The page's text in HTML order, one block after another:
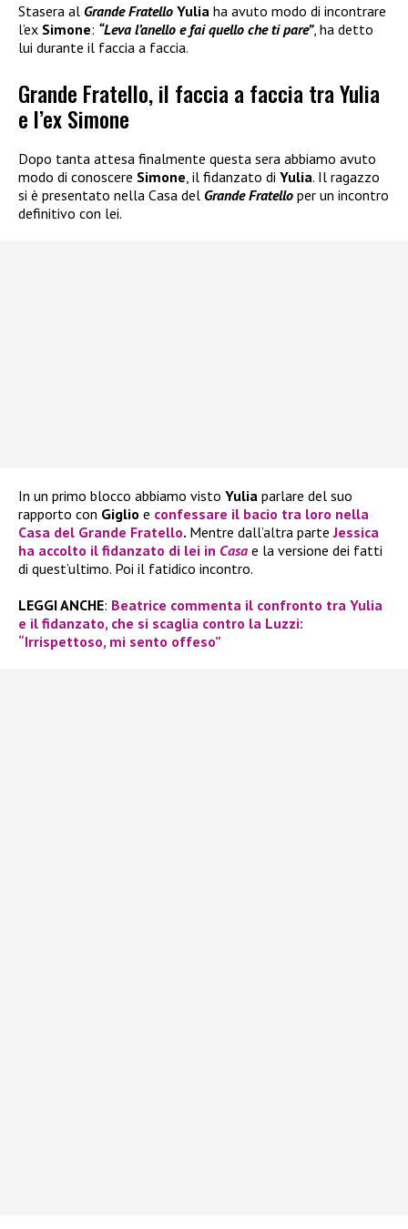
Stasera al Grande Fratello Yulia ha avuto modo di incontrare
l’ex Simone: “Leva l’anello e fai quello che ti pare”, ha detto
lui durante il faccia a faccia.
Grande Fratello, il faccia a faccia tra Yulia
e l’ex Simone
Dopo tanta attesa finalmente questa sera abbiamo avuto
modo di conoscere Simone, il fidanzato di Yulia. Il ragazzo
si è presentato nella Casa del Grande Fratello per un incontro
definitivo con lei.
In un primo blocco abbiamo visto Yulia parlare del suo
rapporto con Giglio e confessare il bacio tra loro nella
Casa del Grande Fratello. Mentre dall’altra parteJessica
ha accolto il fidanzato di lei in Casa e la versione dei fatti
di quest’ultimo. Poi il fatidico incontro.
LEGGI ANCHE: Beatrice commenta il confronto tra Yulia
e il fidanzato, che si scaglia contro la Luzzi:
“Irrispettoso, mi sento offeso”